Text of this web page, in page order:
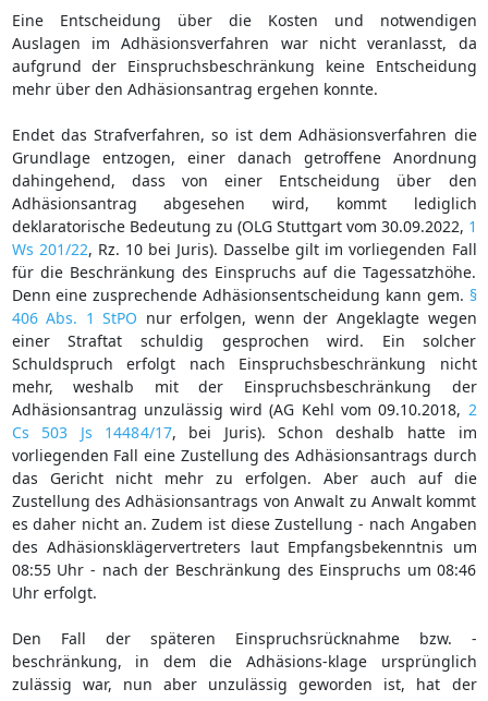
Eine Entscheidung über die Kosten und notwendigen
Auslagen im Adhäsionsverfahren war nicht veranlasst, da
aufgrund der Einspruchsbeschränkung keine Entscheidung
mehr über den Adhäsionsantrag ergehen konnte.
Endet das Strafverfahren, so ist dem Adhäsionsverfahren die
Grundlage entzogen, einer danach getroffene Anordnung
dahingehend, dass von einer Entscheidung über den
Adhäsionsantrag abgesehen wird, kommt lediglich
deklaratorische Bedeutung zu (OLG Stuttgart vom 30.09.2022, 1
Ws 201/22, Rz. 10 bei Juris). Dasselbe gilt im vorliegenden Fall
für die Beschränkung des Einspruchs auf die Tagessatzhöhe.
Denn eine zusprechende Adhäsionsentscheidung kann gem. §
406 Abs. 1 StPO nur erfolgen, wenn der Angeklagte wegen
einer Straftat schuldig gesprochen wird. Ein solcher
Schuldspruch erfolgt nach Einspruchsbeschränkung nicht
mehr, weshalb mit der Einspruchsbeschränkung der
Adhäsionsantrag unzulässig wird (AG Kehl vom 09.10.2018, 2
Cs 503 Js 14484/17, bei Juris). Schon deshalb hatte im
vorliegenden Fall eine Zustellung des Adhäsionsantrags durch
das Gericht nicht mehr zu erfolgen. Aber auch auf die
Zustellung des Adhäsionsantrags von Anwalt zu Anwalt kommt
es daher nicht an. Zudem ist diese Zustellung - nach Angaben
des Adhäsionsklägervertreters laut Empfangsbekenntnis um
08:55 Uhr - nach der Beschränkung des Einspruchs um 08:46
Uhr erfolgt.
Den Fall der späteren Einspruchsrücknahme bzw. -
beschränkung, in dem die Adhäsions-klage ursprünglich
zulässig war, nun aber unzulässig geworden ist, hat der